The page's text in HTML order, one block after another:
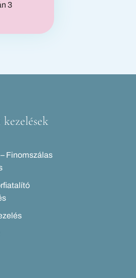
3
kezelések
Finomszálas